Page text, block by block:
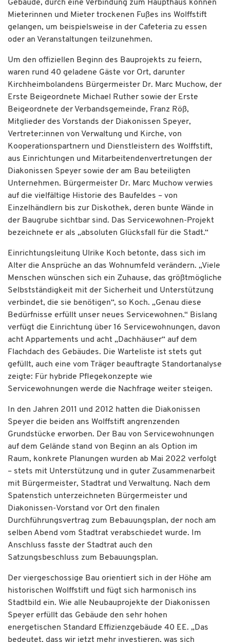
Gebäude, durch eine Verbindung zum Haupthaus können
Mieterinnen und Mieter trockenen Fußes ins Wolffstift
gelangen, um beispielsweise in der Cafeteria zu essen
oder an Veranstaltungen teilzunehmen.
Um den offiziellen Beginn des Bauprojekts zu feiern,
waren rund 40 geladene Gäste vor Ort, darunter
Kirchheimbolandens Bürgermeister Dr. Marc Muchow, der
Erste Beigeordnete Michael Ruther sowie der Erste
Beigeordnete der Verbandsgemeinde, Franz Röß,
Mitglieder des Vorstands der Diakonissen Speyer,
Vertreter:innen von Verwaltung und Kirche, von
Kooperationspartnern und Dienstleistern des Wolffstift,
aus Einrichtungen und Mitarbeitendenvertretungen der
Diakonissen Speyer sowie der am Bau beteiligten
Unternehmen. Bürgermeister Dr. Marc Muchow verwies
auf die vielfältige Historie des Baufeldes – von
Einzelhändlern bis zur Diskothek, deren bunte Wände in
der Baugrube sichtbar sind. Das Servicewohnen-Projekt
bezeichnete er als „absoluten Glücksfall für die Stadt.“
Einrichtungsleitung Ulrike Koch betonte, dass sich im
Alter die Ansprüche an das Wohnumfeld verändern. „Viele
Menschen wünschen sich ein Zuhause, das größtmögliche
Selbstständigkeit mit der Sicherheit und Unterstützung
verbindet, die sie benötigen“, so Koch. „Genau diese
Bedürfnisse erfüllt unser neues Servicewohnen.“ Bislang
verfügt die Einrichtung über 16 Servicewohnungen, davon
acht Appartements und acht „Dachhäuser“ auf dem
Flachdach des Gebäudes. Die Warteliste ist stets gut
gefüllt, auch eine vom Träger beauftragte Standortanalyse
zeigte: Für hybride Pflegekonzepte wie
Servicewohnungen werde die Nachfrage weiter steigen.
In den Jahren 2011 und 2012 hatten die Diakonissen
Speyer die beiden ans Wolffstift angrenzenden
Grundstücke erworben. Der Bau von Servicewohnungen
auf dem Gelände stand von Beginn an als Option im
Raum, konkrete Planungen wurden ab Mai 2022 verfolgt
– stets mit Unterstützung und in guter Zusammenarbeit
mit Bürgermeister, Stadtrat und Verwaltung. Nach dem
Spatenstich unterzeichneten Bürgermeister und
Diakonissen-Vorstand vor Ort den finalen
Durchführungsvertrag zum Bebauungsplan, der noch am
selben Abend vom Stadtrat verabschiedet wurde. Im
Anschluss fasste der Stadtrat auch den
Satzungsbeschluss zum Bebauungsplan.
Der viergeschossige Bau orientiert sich in der Höhe am
historischen Wolffstift und fügt sich harmonisch ins
Stadtbild ein. Wie alle Neubauprojekte der Diakonissen
Speyer erfüllt das Gebäude den sehr hohen
energetischen Standard Effizienzgebäude 40 EE. „Das
bedeutet, dass wir jetzt mehr investieren, was sich